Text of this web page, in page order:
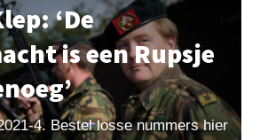
er blij mee. ‘Je...
‘De
is een Rupsje
4. Bestel losse nummers hier